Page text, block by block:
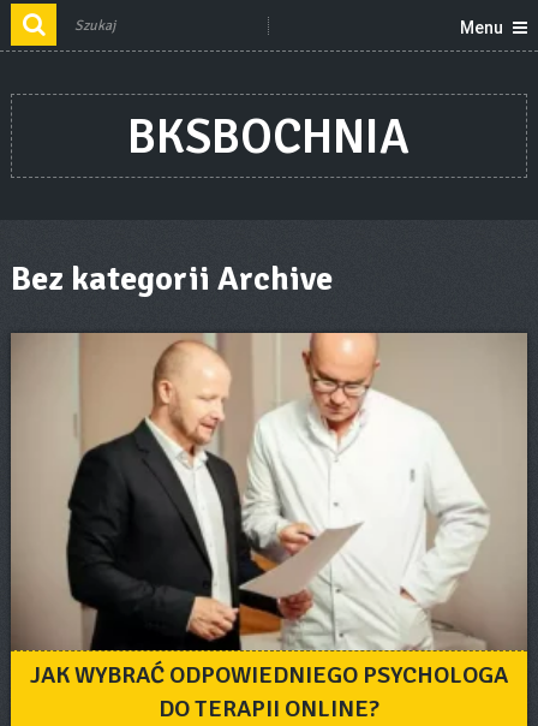
Menu
BKSBOCHNIA
Bez kategorii Archive
JAK WYBRAĆ ODPOWIEDNIEGO PSYCHOLOGA
DO TERAPII ONLINE?